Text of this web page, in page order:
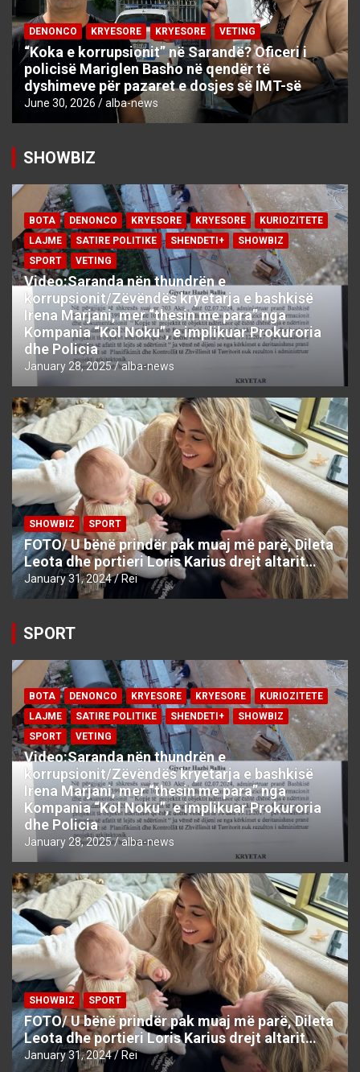
DENONCO KRYESORE KRYESORE VETING
“Koka e korrupsionit” në Sarandë? Oficeri i
policisë Mariglen Basho në qendër të
dyshimeve për pazaret e dosjes së IMT-së
June 30, 2026 alba-news
SHOWBIZ
BOTA DENONCO KRYESORE KRYESORE
KURIOZITETE
LAJME
SATIRE POLITIKE SHENDETI+
SHOWBIZ
SPORT
VETING
Video:Saranda nën thundrën e
korrupsionit/Zëvëndës kryetarja e bashkisë
Irena Marjani, mer “thesin me para” nga
Kompania “Kol Noku”, e implikuar Prokuroria
dhe Policia
January 28, 2025 alba-news
SHOWBIZ SPORT
FOTO/ U bënë prindër pak muaj më parë, Dileta
Leota dhe portieri Loris Karius drejt altarit…
January 31, 2024 Rei
SPORT
BOTA DENONCO KRYESORE KRYESORE
KURIOZITETE
LAJME
SATIRE POLITIKE SHENDETI+
SHOWBIZ
SPORT
VETING
Video:Saranda nën thundrën e
korrupsionit/Zëvëndës kryetarja e bashkisë
Irena Marjani, mer “thesin me para” nga
Kompania “Kol Noku”, e implikuar Prokuroria
dhe Policia
January 28, 2025 alba-news
SHOWBIZ SPORT
FOTO/ U bënë prindër pak muaj më parë, Dileta
Leota dhe portieri Loris Karius drejt altarit…
January 31, 2024 Rei